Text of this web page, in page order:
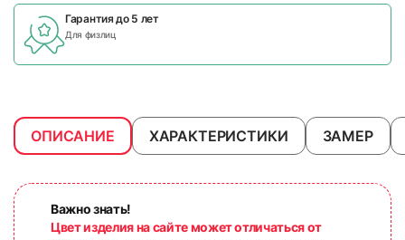
Гарантия до 5 лет
Для физлиц
ОПИСАНИЕ ХАРАКТЕРИСТИКИ ЗАМЕР
Важно знать!
Цвет изделия на сайте может отличаться от